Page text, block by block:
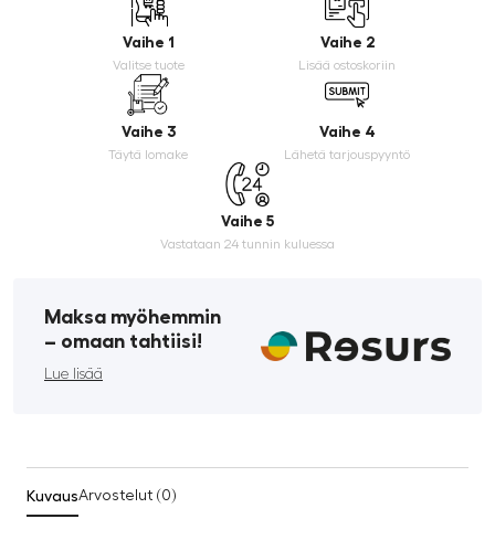
Vaihe 1
Valitse tuote
Vaihe 2
Lisää ostoskoriin
Vaihe 3
Täytä lomake
Vaihe 4
Lähetä tarjouspyyntö
Vaihe 5
Vastataan 24 tunnin kuluessa
Maksa myöhemmin
­– omaan tahtiisi!
Lue lisää
KuvausArvostelut (0)